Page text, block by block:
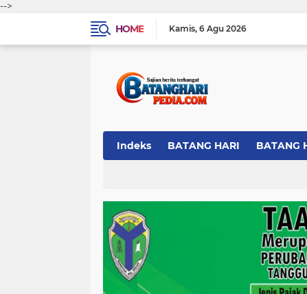
-->
HOME
Kamis 6 Agu 2026
Indeks BATANG HARI BATANG